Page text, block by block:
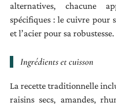
alternatives, chacune
spécifiques : le cuivre pour
et l’acier pour sa robustesse.
Ingrédients et cuisson
La recette traditionnelle
raisins secs, amandes,